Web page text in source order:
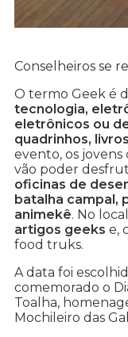
Conselheiros se
O termo Geek é
tecnologia,
eletrônicos ou
quadrinhos,
evento, os jovens
vão poder
oficinas de
batalha campal,
animekê. No
artigos geeks e,
food truks.
A data foi
comemorado o
Toalha,
Mochileiro das